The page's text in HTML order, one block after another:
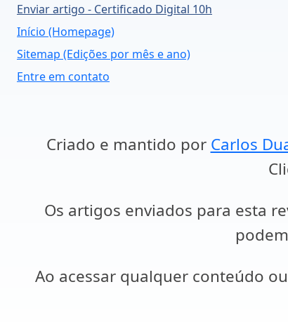
Enviar artigo - Certificado Digital 10h
Início (Homepage)
Sitemap (Edições por mês e ano)
Entre em contato
Criado e mantido por Carlos
Os artigos enviados para esta
Ao acessar qualquer conteúdo